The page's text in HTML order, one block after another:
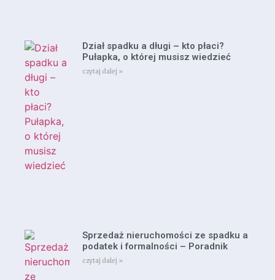
Dział spadku a długi – kto płaci?
Pułapka, o której musisz wiedzieć
czytaj dalej »
Sprzedaż nieruchomości ze spadku a
podatek i formalności – Poradnik
czytaj dalej »